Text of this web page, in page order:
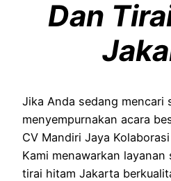
Dan
Jika Anda sedang mencari
menyempurnakan acara
CV Mandiri Jaya
Kami menawarkan
tirai hitam Jakarta